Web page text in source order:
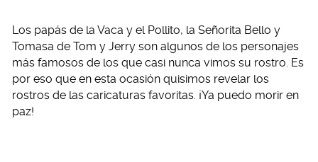
Los papás de la Vaca y el Pollito, la Señorita Bello y
Tomasa de Tom y Jerry son algunos de los personajes
más famosos de los que casi nunca vimos su rostro. Es
por eso que en esta ocasión quisimos revelar los
rostros de las caricaturas favoritas. ¡Ya puedo morir en
paz!